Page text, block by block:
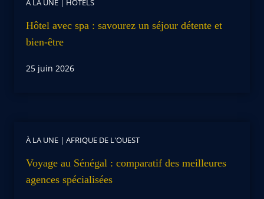
Hôtel avec spa : savourez un séjour détente et
bien-être
25 juin 2026
À LA UNE | AFRIQUE DE L'OUEST
Voyage au Sénégal : comparatif des meilleures
agences spécialisées